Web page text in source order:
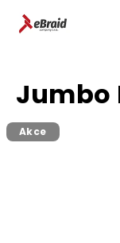
Jumbo
Akce